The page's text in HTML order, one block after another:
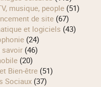
musique, people(51)
de site(67)
et logiciels (43)
(24)
savoir(46)
(20)
et Bien-être(51)
Sociaux(37)